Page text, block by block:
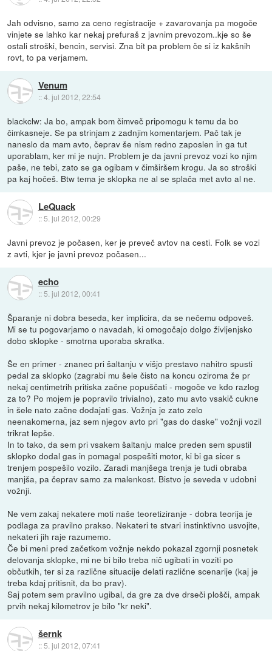
Jah odvisno, samo za ceno registracije + zavarovanja pa mogoče
vinjete se lahko kar nekaj prefuraš z javnim prevozom..kje so še
ostali stroški, bencin, servisi. Zna bit pa problem če si iz kakšnih
rovt, to pa verjamem.
Venum
::4. jul 2012, 22:54
blackclw: Ja bo, ampak bom čimveč pripomogu k temu da bo
čimkasneje. Se pa strinjam z zadnjim komentarjem. Pač tak je
naneslo da mam avto, čeprav še nism redno zaposlen in ga tut
uporablam, ker mi je nujn. Problem je da javni prevoz vozi ko njim
paše, ne tebi, zato se ga ogibam v čimširšem krogu. Ja so stroški
pa kaj hočeš. Btw tema je sklopka ne al se splača met avto al ne.
LeQuack
::5. jul 2012, 00:29
Javni prevoz je počasen, ker je preveč avtov na cesti. Folk se vozi
z avti, kjer je javni prevoz počasen...
echo
:: 5. jul 2012, 00:41
Šparanje ni dobra beseda, ker implicira, da se nečemu odpoveš.
Mi se tu pogovarjamo o navadah, ki omogočajo dolgo življenjsko
dobo sklopke - smotrna uporaba skratka.
Še en primer - znanec pri šaltanju v višjo prestavo nahitro spusti
pedal za sklopko (zagrabi mu šele čisto na koncu oziroma že pr
nekaj centimetrih pritiska začne popuščati - mogoče ve kdo razlog
za to? Po mojem je popravilo trivialno), zato mu avto vsakič cukne
in šele nato začne dodajati gas. Vožnja je zato zelo
neenakomerna, jaz sem njegov avto pri "gas do daske" vožnji vozil
trikrat lepše.
In to tako, da sem pri vsakem šaltanju malce preden sem spustil
sklopko dodal gas in pomagal pospešiti motor, ki bi ga sicer s
trenjem pospešilo vozilo. Zaradi manjšega trenja je tudi obraba
manjša, pa čeprav samo za malenkost. Bistvo je seveda v udobni
vožnji.
Ne vem zakaj nekatere moti naše teoretiziranje - dobra teorija je
podlaga za pravilno prakso. Nekateri te stvari instinktivno usvojite,
nekateri jih raje razumemo.
Če bi meni pred začetkom vožnje nekdo pokazal zgornji posnetek
delovanja sklopke, mi ne bi bilo treba nič ugibati in voziti po
občutkih, ter si za različne situacije delati različne scenarije (kaj je
treba kdaj pritisnit, da bo prav).
Saj potem sem pravilno ugibal, da gre za dve drseči plošči, ampak
prvih nekaj kilometrov je bilo "kr neki".
šernk
::5. jul 2012, 07:41